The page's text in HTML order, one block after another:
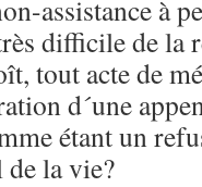
assistance à
difficile de la
tout acte de
d´une
étant un
la vie?